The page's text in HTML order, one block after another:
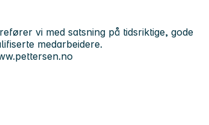
vi med satsning på tidsriktige, gode
medarbeidere.